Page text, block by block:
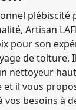
plébiscité
Artisan
pour son
de toiture.
nettoyeur
et il vous
vos besoins à